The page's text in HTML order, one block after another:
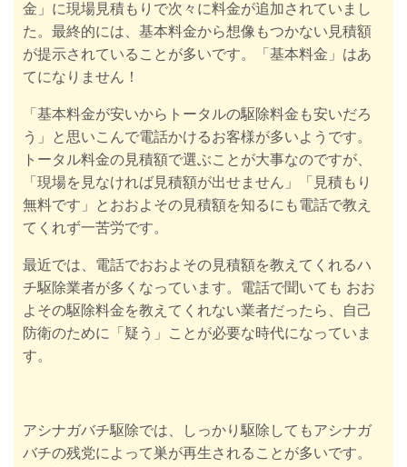
金」に現場見積もりで次々に料金が追加されていまし
た。最終的には、基本料金から想像もつかない見積額
が提示されていることが多いです。「基本料金」はあ
てになりません！
「基本料金が安いからトータルの駆除料金も安いだろ
う」と思いこんで電話かけるお客様が多いようです。
トータル料金の見積額で選ぶことが大事なのですが、
「現場を見なければ見積額が出せません」「見積もり
無料です」とおおよその見積額を知るにも電話で教え
てくれず一苦労です。
最近では、電話でおおよその見積額を教えてくれるハ
チ駆除業者が多くなっています。電話で聞いても おお
よその駆除料金を教えてくれない業者だったら、自己
防衛のために「疑う」ことが必要な時代になっていま
す。
アシナガバチ駆除では、しっかり駆除してもアシナガ
バチの残党によって巣が再生されることが多いです。